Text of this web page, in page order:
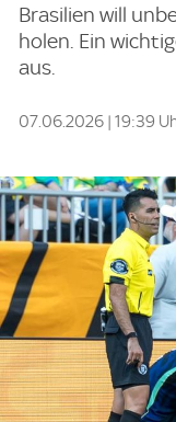
Brasilien will
holen. Ein
aus.
07.06.2026 | 19:39